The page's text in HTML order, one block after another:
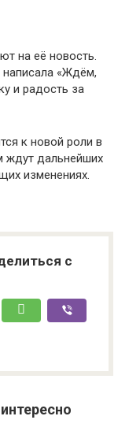
на её новость.
написала «Ждём,
и радость за
к новой роли в
ждут дальнейших
изменениях.
с